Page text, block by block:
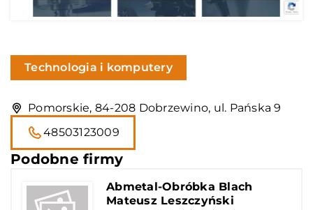
Technologia i komputery
Pomorskie, 84-208 Dobrzewino, ul. Pańska 9
48503123009
Podobne firmy
Abmetal-Obróbka Blach
Mateusz Leszczyński